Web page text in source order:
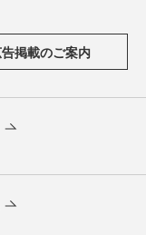
掲載のご案内